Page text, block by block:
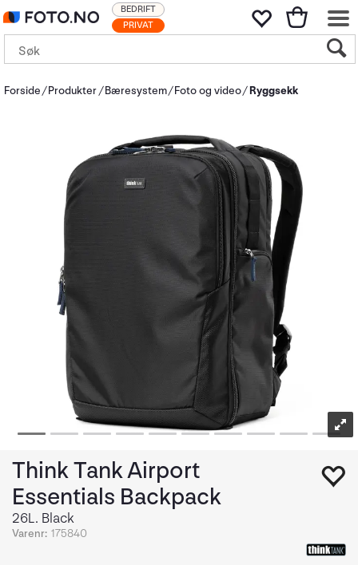
PRIVAT
BEDRIFT
Forside Produkter Bæresystem Foto og video Ryggsekk
Think Tank Airport
Essentials Backpack
26L. Black
Varenr: 175840